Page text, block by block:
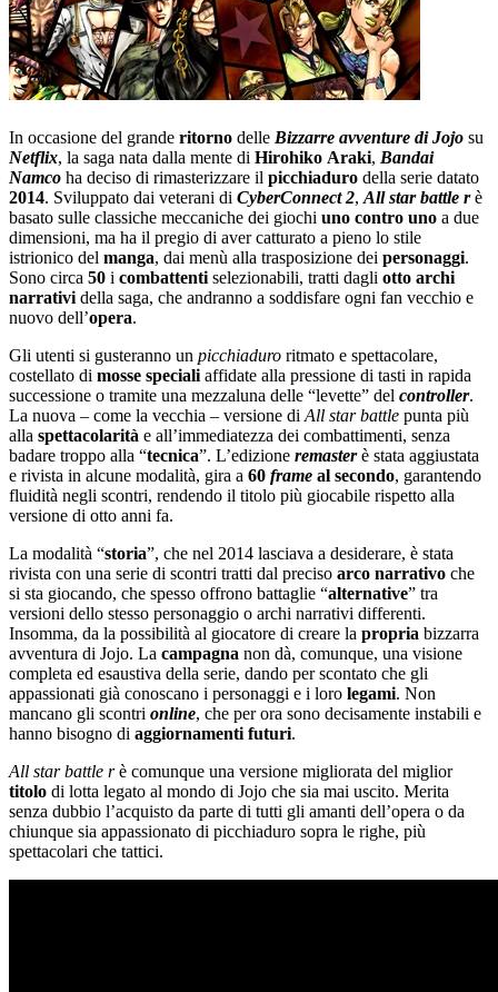
In occasione del grande ritorno delle Bizzarre avventure di Jojo su
Netflix, la saga nata dalla mente di Hirohiko Araki, Bandai
Namco ha deciso di rimasterizzare il picchiaduro della serie datato
2014. Sviluppato dai veterani di CyberConnect 2, All star battle rè
basato sulle classiche meccaniche dei giochi uno contro uno a due
dimensioni, ma ha il pregio di aver catturato a pieno lo stile
istrionico del manga, dai menù alla trasposizione dei personaggi.
Sono circa 50 i combattenti selezionabili, tratti dagli otto archi
narrativi della saga, che andranno a soddisfare ogni fan vecchio e
nuovo dell’opera.
Gli utenti si gusteranno un picchiaduro ritmato e spettacolare,
costellato di mosse speciali affidate alla pressione di tasti in rapida
successione o tramite una mezzaluna delle “levette” del controller.
La nuova – come la vecchia – versione di All star battle punta più
alla spettacolarità e all’immediatezza dei combattimenti, senza
badare troppo alla “tecnica”. L’edizione remasterè stata aggiustata
e rivista in alcune modalità, gira a 60 frame al secondo, garantendo
fluidità negli scontri, rendendo il titolo più giocabile rispetto alla
versione di otto anni fa.
La modalità “storia”, che nel 2014 lasciava a desiderare, è stata
rivista con una serie di scontri tratti dal preciso arco narrativo che
si sta giocando, che spesso offrono battaglie “alternative” tra
versioni dello stesso personaggio o archi narrativi differenti.
Insomma, da la possibilità al giocatore di creare la propria bizzarra
avventura di Jojo. La campagna non dà, comunque, una visione
completa ed esaustiva della serie, dando per scontato che gli
appassionati già conoscano i personaggi e i loro legami. Non
mancano gli scontri online, che per ora sono decisamente instabili e
hanno bisogno di aggiornamenti futuri.
All starbattle rè comunque una versione migliorata del miglior
titolo di lotta legato al mondo di Jojo che sia mai uscito. Merita
senza dubbio l’acquisto da parte di tutti gli amanti dell’opera o da
chiunque sia appassionato di picchiaduro sopra le righe, più
spettacolari che tattici.